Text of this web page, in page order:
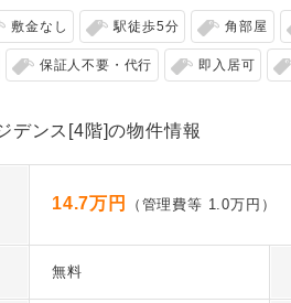
敷金なし 駅徒歩5分 角部屋
保証人不要・代行 即入居可
デンス[4階]の物件情報
14.7万円 （管理費等 1.0万円）
無料